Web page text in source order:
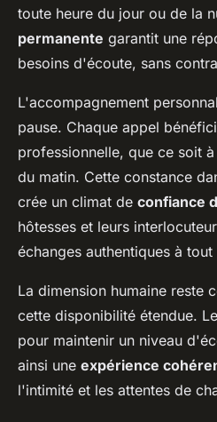
toute heure du jour ou de la
permanente garantit une
besoins d'écoute, sans
L'accompagnement
pause. Chaque appel
professionnelle, que ce soit
du matin. Cette constance
crée un climat de confiance
hôtesses et leurs
échanges authentiques à tout
La dimension humaine reste
cette disponibilité étendue.
pour maintenir un niveau
ainsi une expérience
l'intimité et les attentes de